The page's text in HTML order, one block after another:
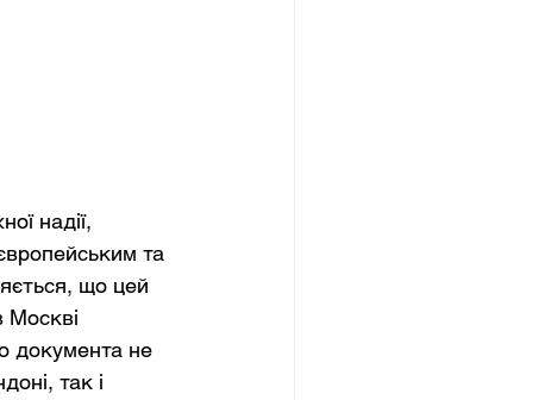
надії,
та
що цей
Москві
документа не
так і